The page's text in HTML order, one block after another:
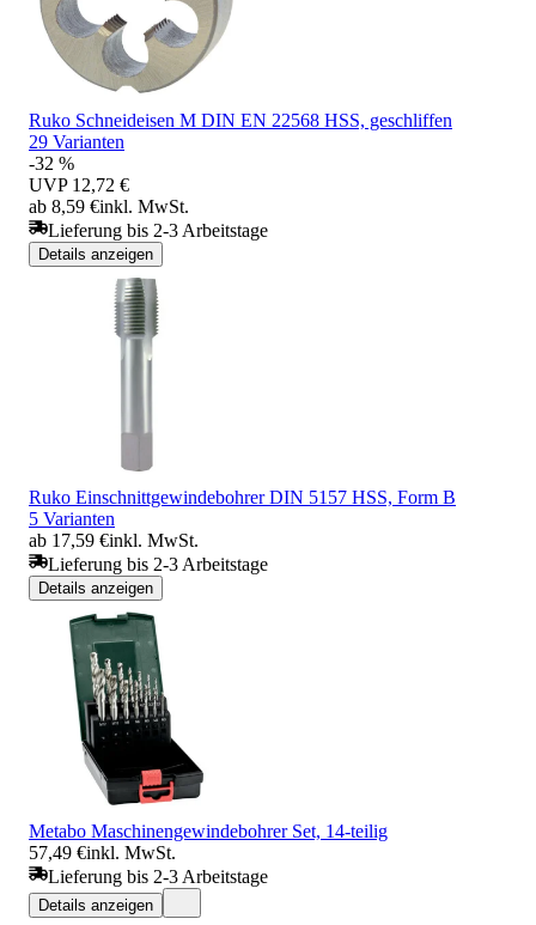
Ruko Schneideisen M DIN EN 22568 HSS, geschliffen
29 Varianten
-32 %
UVP 12,72 €
ab 8,59 €inkl. MwSt.
Lieferung bis 2-3 Arbeitstage
Details anzeigen
Ruko Einschnittgewindebohrer DIN 5157 HSS, Form B
5 Varianten
ab 17,59 €inkl. MwSt.
Lieferung bis 2-3 Arbeitstage
Details anzeigen
Metabo Maschinengewindebohrer Set, 14-teilig
57,49 €inkl. MwSt.
Lieferung bis 2-3 Arbeitstage
Details anzeigen